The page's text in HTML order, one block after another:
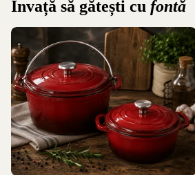
Învață să gătești cu fontă
Set de Vase din Fontă: Ce Conține, Cum
Alegi și De Ce Este Cadoul Ideal